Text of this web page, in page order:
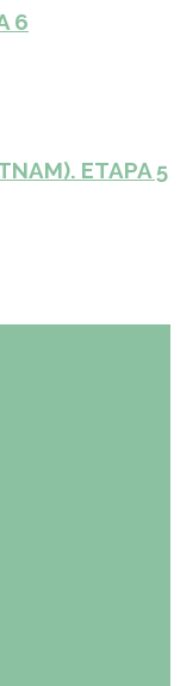
6
ETAPA 5